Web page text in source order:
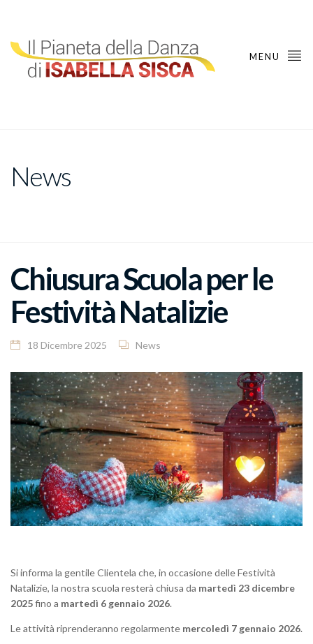
MENU
News
Chiusura Scuola per le
Festività Natalizie
18 Dicembre 2025 News
Si informa la gentile Clientela che, in occasione delle Festività
Natalizie, la nostra scuola resterà chiusa da martedì 23 dicembre
2025fino a martedì 6 gennaio 2026.
Le attività riprenderanno regolarmente mercoledì 7 gennaio 2026.